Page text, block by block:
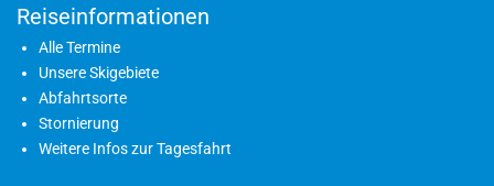
Reiseinformationen
Alle Termine
Unsere Skigebiete
Abfahrtsorte
Stornierung
Weitere Infos zur Tagesfahrt